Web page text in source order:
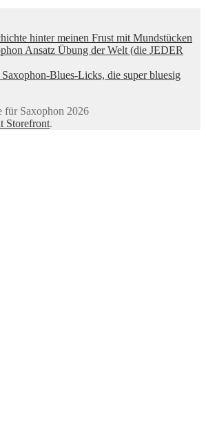
hinter meinen Frust mit Mundstücken
Ansatz Übung der Welt (die JEDER
Blues-Licks, die super bluesig
Saxophon 2026
Storefront.